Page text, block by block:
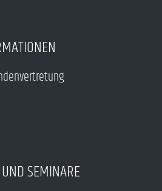
SEMINARE